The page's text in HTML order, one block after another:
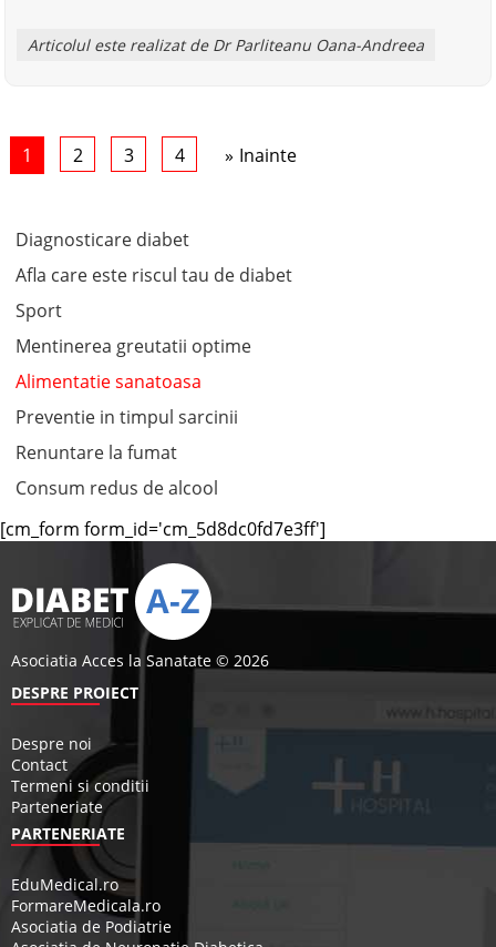
Articolul este realizat de Dr Parliteanu Oana-Andreea
1 2 3 4 Inainte
Diagnosticare diabet
Afla care este riscul tau de diabet
Sport
Mentinerea greutatii optime
Alimentatie sanatoasa
Preventie in timpul sarcinii
Renuntare la fumat
Consum redus de alcool
[cm_form form_id='cm_5d8dc0fd7e3ff']
Asociatia Acces la Sanatate © 2026
DESPRE PROIECT
Despre noi
Contact
Termeni si conditii
Parteneriate
PARTENERIATE
EduMedical.ro
FormareMedicala.ro
Asociatia de Podiatrie